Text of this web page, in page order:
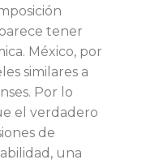
tener
México, por
similares a
Por lo
el verdadero
de
una